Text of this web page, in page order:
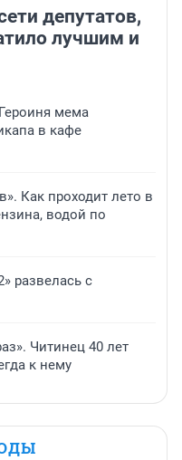
депутатов,
лучшим и
мема
в кафе
Как проходит лето в
водой по
развелась с
Читинец 40 лет
к нему